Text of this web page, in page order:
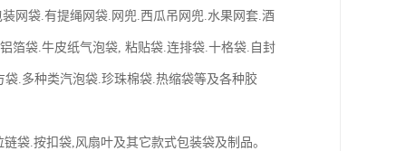
网袋.有提绳网袋.网兜.西瓜吊网兜.水果网套.酒
箔袋.牛皮纸气泡袋, 粘贴袋.连排袋.十格袋.自封
.多种类汽泡袋.珍珠棉袋.热缩袋等及各种胶
袋.按扣袋,风扇叶及其它款式包装袋及制品。